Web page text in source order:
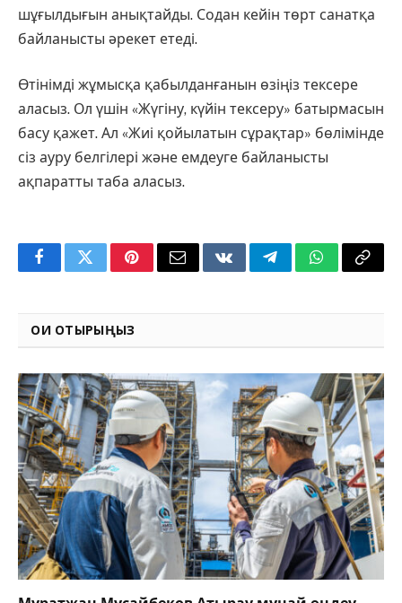
шұғылдығын анықтайды. Содан кейін төрт санатқа
байланысты әрекет етеді.
Өтінімді жұмысқа қабылданғанын өзіңіз тексере
аласыз. Ол үшін «Жүгіну, күйін тексеру» батырмасын
басу қажет. Ал «Жиі қойылатын сұрақтар» бөлімінде
сіз ауру белгілері және емдеуге байланысты
ақпаратты таба аласыз.
FacebookTwitterPinterestEmail VKontakteTelegramWhatsApp
Copy
ОҚИ ОТЫРЫҢЫЗ